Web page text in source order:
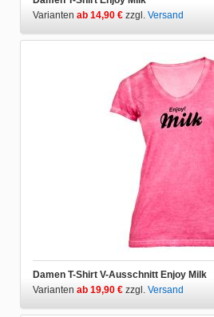
Varianten ab 14,90 € zzgl. Versand
Damen T-Shirt V-Ausschnitt Enjoy Milk
Varianten ab 19,90 € zzgl. Versand